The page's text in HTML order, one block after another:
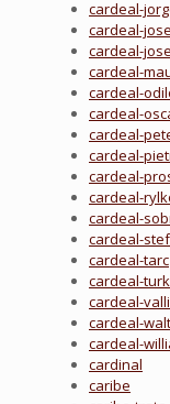
cardeal-
cardeal-
cardeal-
cardeal-
cardeal-
cardeal-
cardeal-
cardeal-
cardeal-
cardeal-
cardeal-
cardeal-
cardeal-tarc
cardeal-
cardeal-
cardeal-
cardeal-
cardinal
caribe